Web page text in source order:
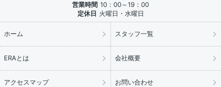
営業時間 10：00～19：00
定休日 火曜日・水曜日
ホーム スタッフ一覧
ERAとは 会社概要
アクセスマップ お問い合わせ